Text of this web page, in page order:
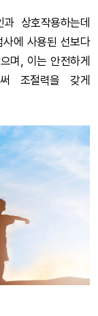
상호작용하는데
에 사용된 선보다
며, 이는 안전하게
조절력을 갖게